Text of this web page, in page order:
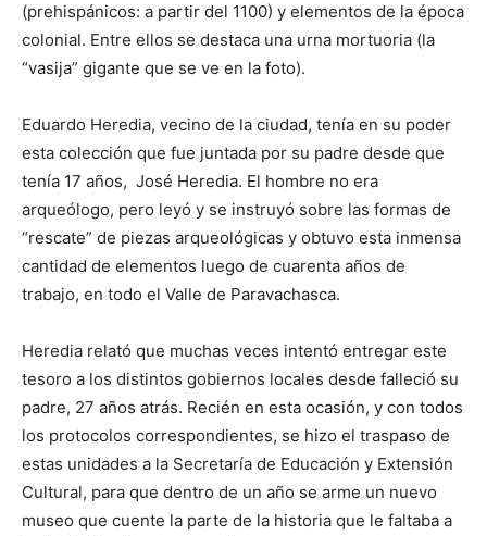
(prehispánicos: a partir del 1100) y elementos de la época
colonial. Entre ellos se destaca una urna mortuoria (la
“vasija” gigante que se ve en la foto).
Eduardo Heredia, vecino de la ciudad, tenía en su poder
esta colección que fue juntada por su padre desde que
tenía 17 años, José Heredia. El hombre no era
arqueólogo, pero leyó y se instruyó sobre las formas de
“rescate” de piezas arqueológicas y obtuvo esta inmensa
cantidad de elementos luego de cuarenta años de
trabajo, en todo el Valle de Paravachasca.
Heredia relató que muchas veces intentó entregar este
tesoro a los distintos gobiernos locales desde falleció su
padre, 27 años atrás. Recién en esta ocasión, y con todos
los protocolos correspondientes, se hizo el traspaso de
estas unidades a la Secretaría de Educación y Extensión
Cultural, para que dentro de un año se arme un nuevo
museo que cuente la parte de la historia que le faltaba a